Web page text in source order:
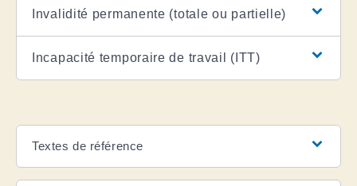
Invalidité permanente (totale ou partielle)
Incapacité temporaire de travail (ITT)
Textes de référence